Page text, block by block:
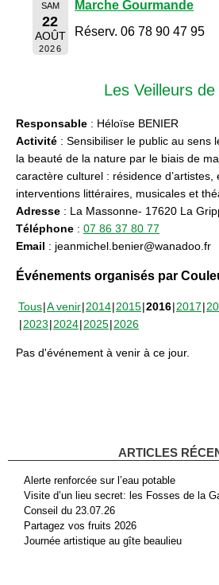
SAM
22
AOÛT
2026
Marche Gourmande
Réserv. 06 78 90 47 95
Les Veilleurs de
Responsable : Héloïse BENIER
Activité : Sensibiliser le public au sens
la beauté de la nature par le biais de
caractère culturel : résidence d’artistes,
interventions littéraires, musicales et
Adresse : La Massonne- 17620 La
Téléphone : 07 86 37 80 77
Email : jeanmichel.benier@wanadoo.fr
Événements organisés par
Tous A venir 2014 2015 2016 2017
2023 2024 2025 2026
Pas d'événement à venir à ce jour.
ARTICLES
Alerte renforcée sur l’eau potable
Visite d’un lieu secret: les Fosses de la
Conseil du 23.07.26
Partagez vos fruits 2026
Journée artistique au gîte beaulieu